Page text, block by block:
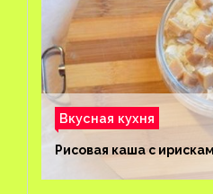
Вкусная кухня
Рисовая каша с